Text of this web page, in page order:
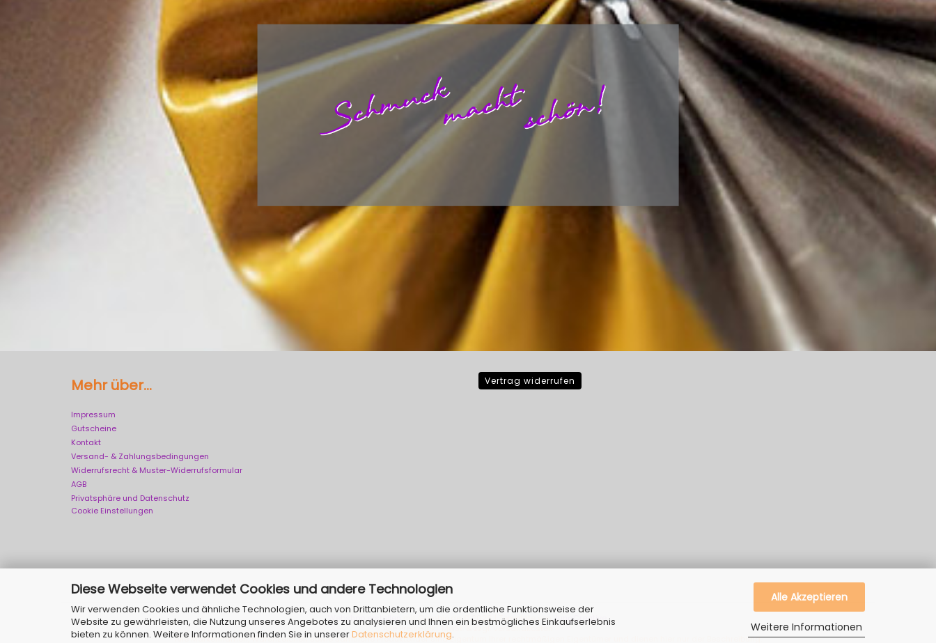
Diese Webseite verwendet Cookies und andere Technologien
Wir verwenden Cookies und ähnliche Technologien, auch von Drittanbietern, um die ordentliche Funktionsweise der
Website zu gewährleisten, die Nutzung unseres Angebotes zu analysieren und Ihnen ein bestmögliches Einkaufserlebnis
bieten zu können. Weitere Informationen finden Sie in unsererDatenschutzerklärung.
Alle Akzeptieren
Weitere Informationen
Mehr über...
Impressum
Gutscheine
Kontakt
Versand- & Zahlungsbedingungen
Widerrufsrecht & Muster-Widerrufsformular
AGB
Privatsphäre und Datenschutz
Cookie Einstellungen
Vertrag widerrufen
Webshop erstellenmit Gambio.de © 2026 | Template vonJungCreative.
Alle Preise inkl. MwSt. & zzgl. Versandkosten
Alle Markennamen, Warenzeichen sowie sämtliche Produktbilder sind Eigentum Ihrer rechtmäßigen Eigentümer und dienen hier nur der Beschreibung.